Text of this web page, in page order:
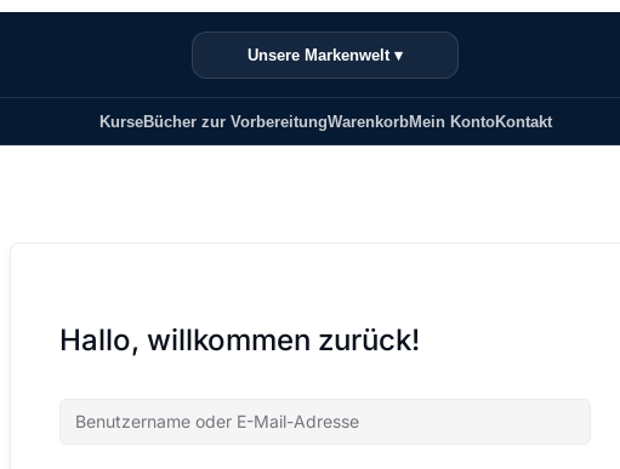
Unsere Markenwelt ▾
KurseBücher zur VorbereitungWarenkorbMein KontoKontakt
Hallo, willkommen zurück!